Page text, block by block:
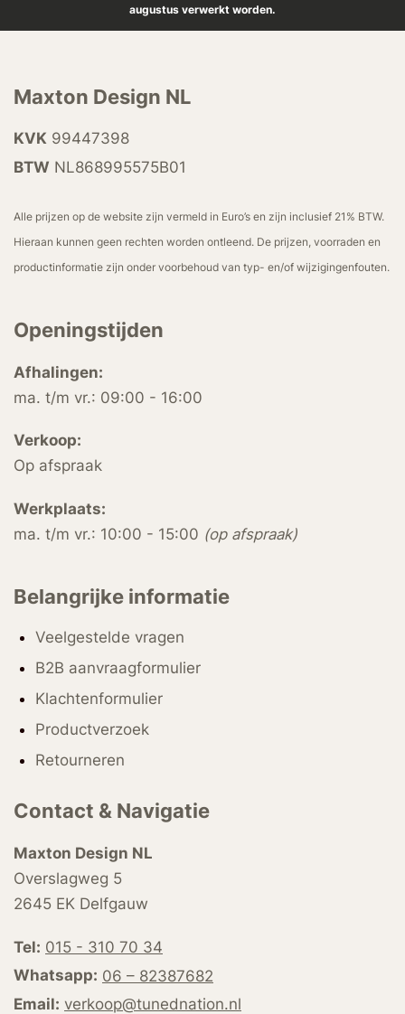
augustus verwerkt worden.
Maxton Design NL
KVK 99447398
BTW NL868995575B01
Alle prijzen op de website zijn vermeld in Euro’s en zijn inclusief 21% BTW.
Hieraan kunnen geen rechten worden ontleend. De prijzen, voorraden en
productinformatie zijn onder voorbehoud van typ- en/of wijzigingenfouten.
Openingstijden
Afhalingen:
ma. t/m vr.: 09:00 - 16:00
Verkoop:
Op afspraak
Werkplaats:
ma. t/m vr.: 10:00 - 15:00 (op afspraak)
Belangrijke informatie
Veelgestelde vragen
B2B aanvraagformulier
Klachtenformulier
Productverzoek
Retourneren
Contact & Navigatie
Maxton Design NL
Overslagweg 5
2645 EK Delfgauw
Tel: 015 - 310 70 34
Whatsapp: 06 – 82387682
Email: verkoop@tunednation.nl